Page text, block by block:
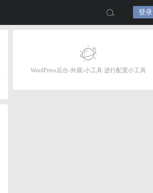
登录
WordPress后台-外观-小工具 进行配置小工具